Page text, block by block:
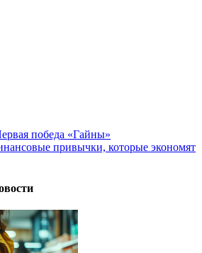
победа «Гайны»
привычки, которые экономят